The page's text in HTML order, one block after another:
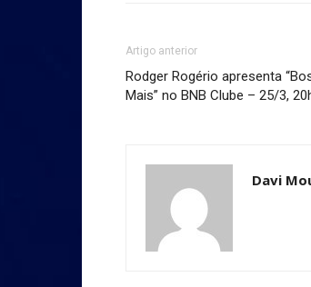
Artigo anterior
Rodger Rogério apresenta
Mais” no BNB Clube – 25/3,
Davi